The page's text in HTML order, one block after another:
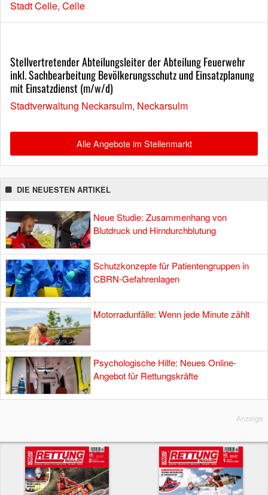
Stadt Celle, Celle
Stellvertretender Abteilungsleiter der Abteilung Feuerwehr
inkl. Sachbearbeitung Bevölkerungsschutz und Einsatzplanung
mit Einsatzdienst (m/w/d)
Stadtverwaltung Neckarsulm, Neckarsulm
Alle Angebote im Stellenmarkt
DIE NEUESTEN ARTIKEL
Neue Studie: Zusammenhang von
Blutdruck und Hirndurchblutung
Schutzkonzepte für Patientengruppen in
CBRN-Gefahrenlagen
Motorradunfälle: Wenn jede Minute zählt
Psychologische Hilfe: Neues Online-
Angebot für Rettungskräfte
Anzeige